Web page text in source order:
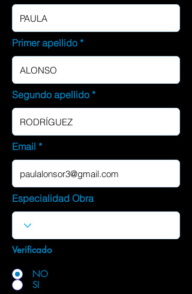
Primer apellido
Segundo apellido
Email
Especialidad Obra
Verificado
NO
SI